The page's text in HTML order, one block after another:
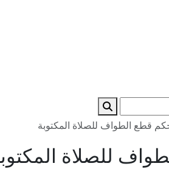
قطع الطواف للصلاة المكتوبة
للصلاة